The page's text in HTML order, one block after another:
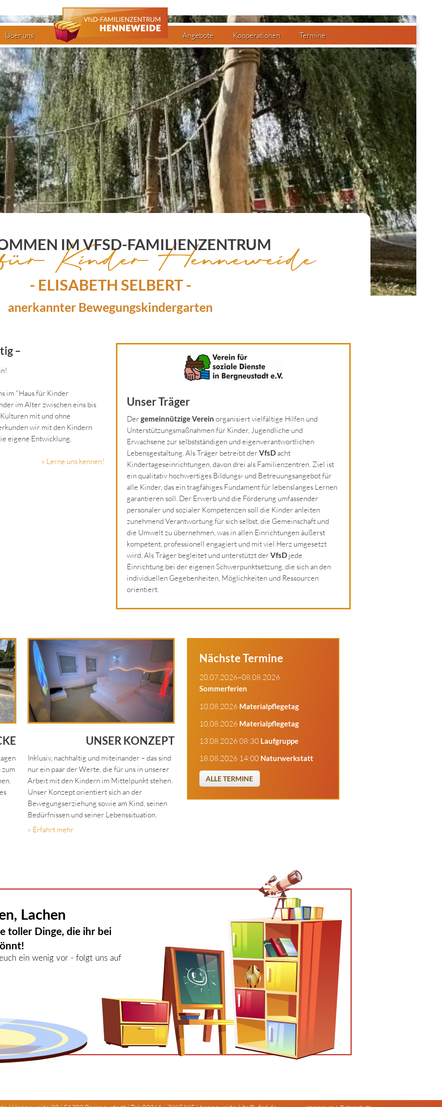
Über uns Angebote Kooperationen Termine
IM VFSD-FAMILIENZENTRUM
Kinder Henneweide
- ELISABETH SELBERT -
anerkannter Bewegungskindergarten
–
im "Haus für Kinder
im Alter zwischen eins bis
mit und ohne
wir mit den Kindern
eigene Entwicklung.
» Lerne uns kennen!
Unser Träger
Dergemeinnützige Verein organisiert vielfältige Hilfen und
Unterstützungsmaßnahmen für Kinder, Jugendliche und
Erwachsene zur selbstständigen und eigenverantwortlichen
Lebensgestaltung. Als Träger betreibt derVfsDacht
Kindertageseinrichtungen, davon drei als Familienzentren. Ziel ist
ein qualitativ hochwertiges Bildungs- und Betreuungsangebot für
alle Kinder, das ein tragfähiges Fundament für lebenslanges Lernen
garantieren soll. Der Erwerb und die Förderung umfassender
personaler und sozialer Kompetenzen soll die Kinder anleiten
zunehmend Verantwortung für sich selbst, die Gemeinschaft und
die Umwelt zu übernehmen, was in allen Einrichtungen äußerst
kompetent, professionell engagiert und mit viel Herz umgesetzt
wird. Als Träger begleitet und unterstützt derVfsDjede
Einrichtung bei der eigenen Schwerpunktsetzung, die sich an den
individuellen Gegebenheiten, Möglichkeiten und Ressourcen
orientiert.
UNSER KONZEPT
Inklusiv, nachhaltig und miteinander – das sind
nur ein paar der Werte, die für uns in unserer
Arbeit mit den Kindern im Mittelpunkt stehen.
Unser Konzept orientiert sich an der
Bewegungserziehung sowie am Kind, seinen
Bedürfnissen und seiner Lebenssituation.
» Erfahrt mehr
Nächste Termine
20.07.2026–08.08.2026
Sommerferien
10.08.2026 Materialpflegetag
10.08.2026 Materialpflegetag
13.08.2026 08:30 Laufgruppe
18.08.2026 14:00 Naturwerkstatt
ALLE TERMINE